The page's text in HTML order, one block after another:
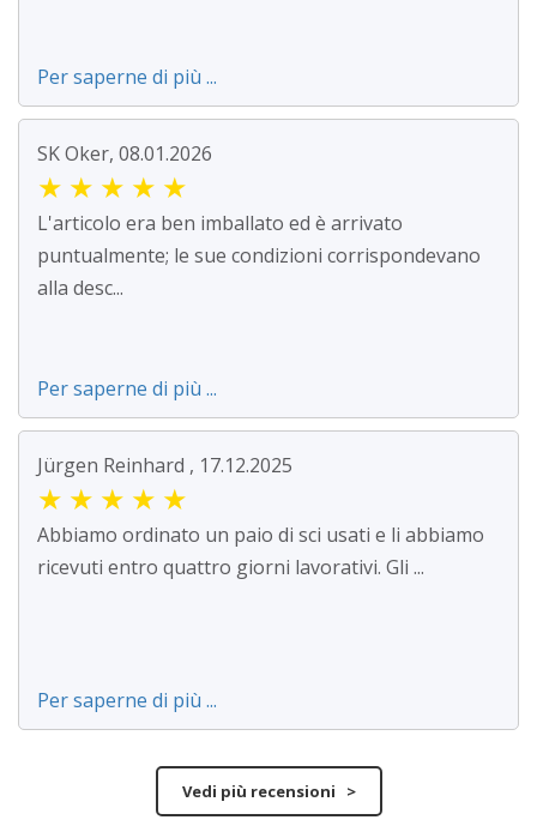
Per saperne di più ...
SK Oker, 08.01.2026
★ ★ ★ ★ ★
L'articolo era ben imballato ed è arrivato
puntualmente; le sue condizioni corrispondevano
alla desc...
Per saperne di più ...
Jürgen Reinhard , 17.12.2025
★ ★ ★ ★ ★
Abbiamo ordinato un paio di sci usati e li abbiamo
ricevuti entro quattro giorni lavorativi. Gli ...
Per saperne di più ...
Vedi più recensioni >